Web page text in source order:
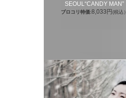
SEOUL“CANDY MAN”
ブロコリ特価:8,033円(税込）